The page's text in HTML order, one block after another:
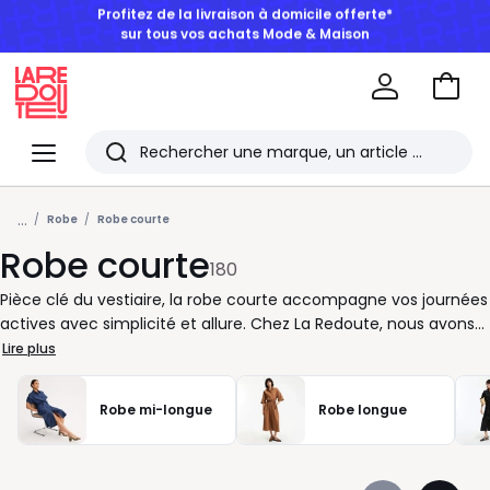
BONS PLANS | Jusqu'à -50% dès 2 articles*
Menu
Redoute
Rechercher
Les
derniers
articles
consultés
Aller
... Robe Robe courte
Robe courte180
Pièce clé du vestiaire, la robe courte accompagne vos journées
actives avec simplicité et allure. Chez La Redoute, nous avons
pensé une sélection qui facilite vos choix, que vous cherchiez
une tenue prête en quelques minutes ou une option plus
affirmée pour marquer le coup. Chaque robe est conçue pour
s’adapter à votre rythme, avec des coupes lisibles et des
finitions soignées. Vous appréciez les détails qui comptent : un
Lire plus
Robe mi-longue Robe longue